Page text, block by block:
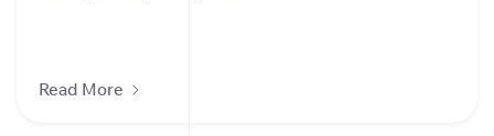
Read More